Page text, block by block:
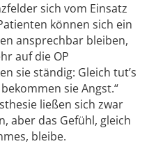
sich vom Einsatz
können sich ein
ansprechbar bleiben,
auf die OP
sie ständig: Gleich tut’s
sie Angst.“
ließen sich zwar
aber das Gefühl, gleich
bleibe.